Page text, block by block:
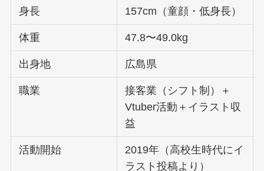
身長 157cm（童顔・低身長）
体重 47.8〜49.0kg
出身地 広島県
職業
接客業（シフト制）＋
Vtuber活動＋イラスト収
益
活動開始
2019年（高校生時代にイ
ラスト投稿より）